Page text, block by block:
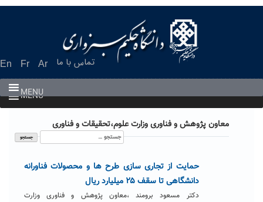
En Fr Ar تماس با ما
MENU
MENU
معاون پژوهش و فناوری وزارت علوم،تحقیقات و فناوری
جستجو
برای:
حمایت از تجاری سازی طرح ها و محصولات فناورانه
دانشگاهی تا سقف ۲۵ میلیارد ریال
دکتر مسعود برومند ،معاون پژوهش و فناوری وزارت